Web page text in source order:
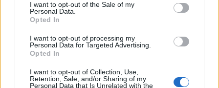
I want to opt-out of the Sale of my
Personal Data.
Opted In
I want to opt-out of processing my
Personal Data for Targeted Advertising.
Opted In
I want to opt-out of Collection, Use,
Retention, Sale, and/or Sharing of my
Personal Data that Is Unrelated with the
Ja uzturlīdzekļu samaksa nav iespējama, bērna māte
var iesniegt tiesā prasību un piedziņa tiks vērsta
piespiedu kārtā. Ja pašreizējā brīdī nebūs finanšu
piedziņai, uzturlīdzekļus iespējams maksās